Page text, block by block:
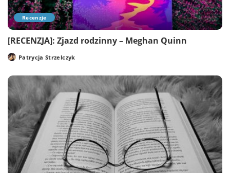
Recenzje
[RECENZJA]: Zjazd rodzinny – Meghan Quinn
PostedPatrycja Strzelczyk